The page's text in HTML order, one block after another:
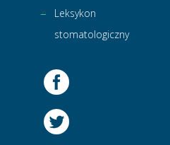
Leksykon
stomatologiczny